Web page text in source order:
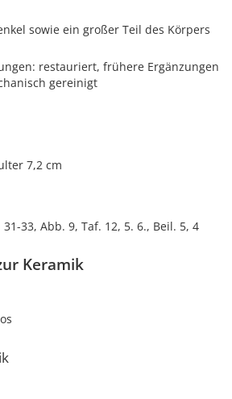
sowie ein großer Teil des Körpers
restauriert, frühere Ergänzungen
gereinigt
7,2 cm
31-33, Abb. 9, Taf. 12, 5. 6., Beil. 5, 4
Keramik